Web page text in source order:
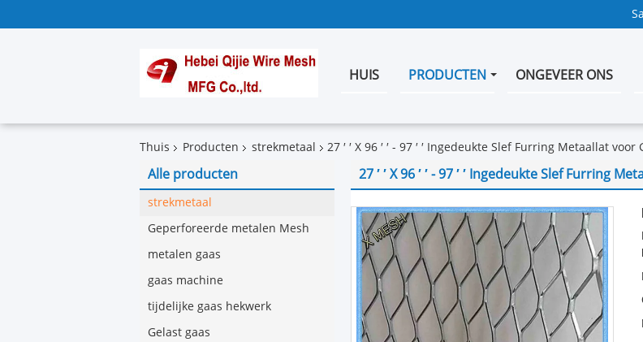
HUIS PRODUCTEN ONGEVEER ONS
Thuis Producten strekmetaal 27 ′ ′ X 96 ′ ′ - 97 ′ ′ Ingedeukte Slef Furring Metaallat
Alle producten
strekmetaal
Geperforeerde metalen Mesh
metalen gaas
gaas machine
tijdelijke gaas hekwerk
Gelast gaas
27 ′ ′ X 96 ′ ′ - 97 ′ ′ Ingedeukte Slef Furring